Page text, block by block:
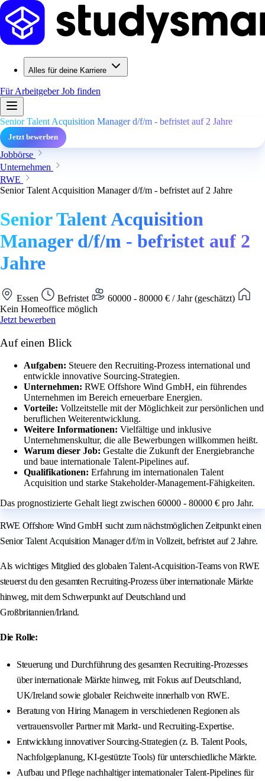
Alles für deine Karriere
Für ArbeitgeberJob finden
Senior Talent Acquisition Manager d/f/m - befristet auf 2 Jahre
Jetzt bewerben
Jobbörse
Unternehmen
RWE
Senior Talent Acquisition Manager d/f/m - befristet auf 2 Jahre
Senior Talent Acquisition
Manager d/f/m - befristet auf 2
Jahre
Essen Befristet
60000 - 80000 € / Jahr (geschätzt)
Kein Homeoffice möglich
Jetzt bewerben
Auf einen Blick
Aufgaben: Steuere den Recruiting-Prozess international und
entwickle innovative Sourcing-Strategien.
Unternehmen: RWE Offshore Wind GmbH, ein führendes
Unternehmen im Bereich erneuerbare Energien.
Vorteile: Vollzeitstelle mit der Möglichkeit zur persönlichen und
beruflichen Weiterentwicklung.
Weitere Informationen: Vielfältige und inklusive
Unternehmenskultur, die alle Bewerbungen willkommen heißt.
Warum dieser Job: Gestalte die Zukunft der Energiebranche
und baue internationale Talent-Pipelines auf.
Qualifikationen: Erfahrung im internationalen Talent
Acquisition und starke Stakeholder-Management-Fähigkeiten.
Das prognostizierte Gehalt liegt zwischen 60000 - 80000 € pro Jahr.
RWE Offshore Wind GmbH sucht zum nächstmöglichen Zeitpunkt einen
Senior Talent Acquisition Manager d/f/m in Vollzeit, befristet auf 2 Jahre.
Als wichtiges Mitglied des globalen Talent‑Acquisition‑Teams von RWE
steuerst du den gesamten Recruiting‑Prozess über internationale Märkte
hinweg, mit dem Schwerpunkt auf Deutschland und
Großbritannien/Irland.
Die Rolle:
Steuerung und Durchführung des gesamten Recruiting‑Prozesses
über internationale Märkte hinweg, mit Fokus auf Deutschland,
UK/Ireland sowie globaler Reichweite innerhalb von RWE.
Beratung von Hiring Managern in verschiedenen Regionen als
vertrauensvoller Partner mit Markt‑ und Recruiting‑Expertise.
Entwicklung innovativer Sourcing‑Strategien (z. B. Talent Pools,
Nachfolgeplanung, KI‑gestützte Tools) für unterschiedliche Märkte.
Aufbau und Pflege nachhaltiger internationaler Talent‑Pipelines für